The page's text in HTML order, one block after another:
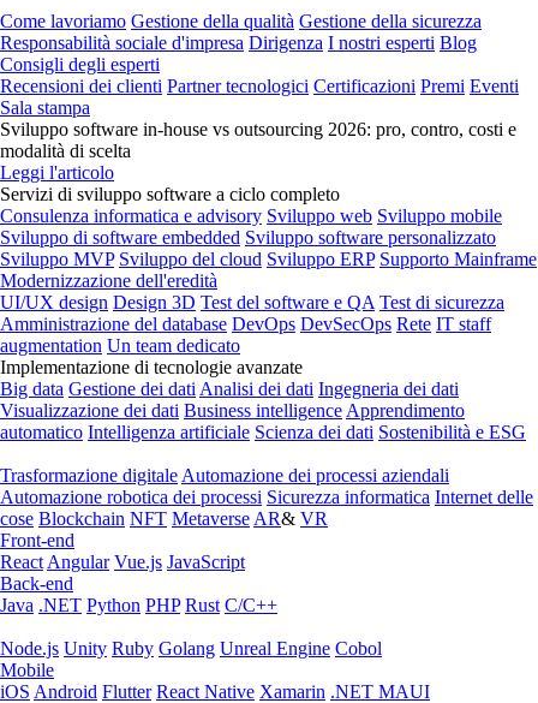
Come lavoriamo Gestione della qualità Gestione della sicurezza
Responsabilità sociale d'impresa Dirigenza I nostri esperti Blog
Consigli degli esperti
Recensioni dei clienti Partner tecnologici Certificazioni Premi Eventi
Sala stampa
Sviluppo software in-house vs outsourcing 2026: pro, contro, costi e
modalità di scelta
Leggi l'articolo
Servizi di sviluppo software a ciclo completo
Consulenza informatica e advisory Sviluppo web Sviluppo mobile
Sviluppo di software embedded Sviluppo software personalizzato
Sviluppo MVP Sviluppo del cloud Sviluppo ERP Supporto Mainframe
Modernizzazione dell'eredità
UI/UX design Design 3D Test del software e QA Test di sicurezza
Amministrazione del database DevOps DevSecOps Rete IT staff
augmentation Un team dedicato
Implementazione di tecnologie avanzate
Big data Gestione dei dati Analisi dei dati Ingegneria dei dati
Visualizzazione dei dati Business intelligence Apprendimento
automatico Intelligenza artificiale Scienza dei dati Sostenibilità e ESG
Trasformazione digitale Automazione dei processi aziendali
Automazione robotica dei processi Sicurezza informatica Internet delle
cose Blockchain NFT Metaverse AR& VR
Front-end
React Angular Vue.js JavaScript
Back-end
Java .NET Python PHP Rust C/C++
Node.js Unity Ruby Golang Unreal Engine Cobol
Mobile
iOS Android Flutter React Native Xamarin .NET MAUI